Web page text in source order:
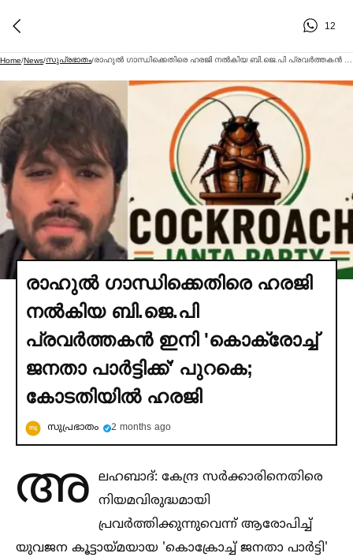
12
Home/News/സുപ്രഭാതം/
രാഹുല്‍ ഗാന്ധിക്കെതിരെ ഹരജി
നല്‍കിയ ബി.ജെ.പി
പ്രവര്‍ത്തകൻ ഇനി 'കൊക്രോച്ച്‌
ജനതാ പാര്‍ട്ടിക്ക്' പുറകെ;
കോടതിയില്‍ ഹരജി
സുപ്രഭാതം 2 months ago
അ ലഹബാദ്: കേന്ദ്ര സർക്കാരിനെതിരെ
നിയമവിരുദ്ധമായി
പ്രവർത്തിക്കുന്നുവെന്ന് ആരോപിച്ച്‌
യുവജന കൂട്ടായ്മയായ 'കൊക്രോച്ച്‌ ജനതാ പാർട്ടി'